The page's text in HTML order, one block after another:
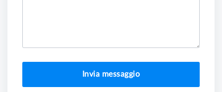
Invia messaggio